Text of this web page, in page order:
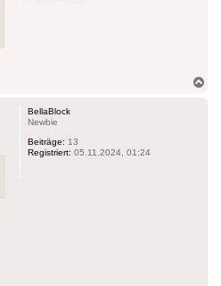
BellaBlock
Newbie
Beiträge: 13
Registriert: 05.11.2024, 01:24